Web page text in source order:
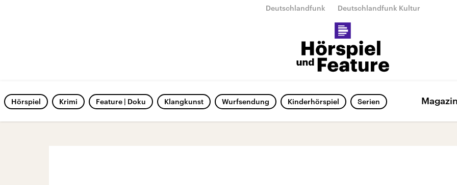
Deutschlandfunk Deutschlandfunk Kultur
Hörspiel Krimi Feature | Doku Klangkunst Wurfsendung Kinderhörspiel Serien Magazin